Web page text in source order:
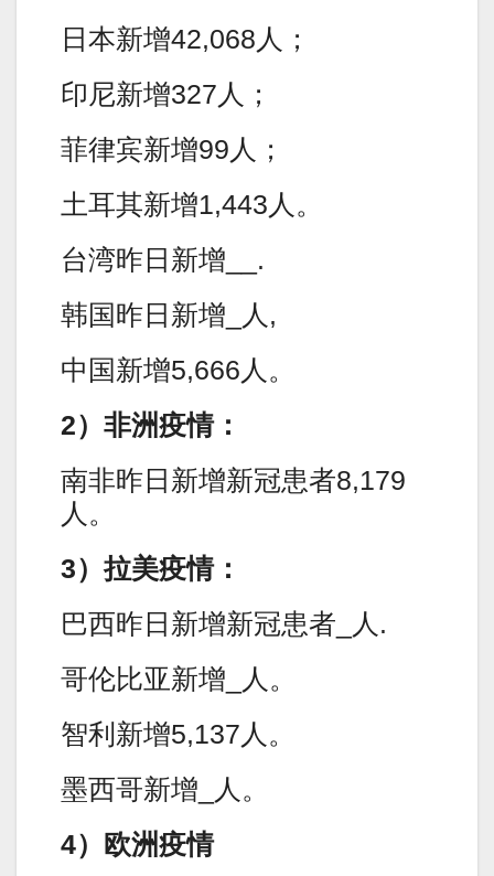
日本新增42,068人；
印尼新增327人；
菲律宾新增99人；
土耳其新增1,443人。
台湾昨日新增__.
韩国昨日新增_人,
中国新增5,666人。
2）非洲疫情：
南非昨日新增新冠患者8,179
人。
3）拉美疫情：
巴西昨日新增新冠患者_人.
哥伦比亚新增_人。
智利新增5,137人。
墨西哥新增_人。
4）欧洲疫情